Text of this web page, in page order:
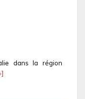
dans la région